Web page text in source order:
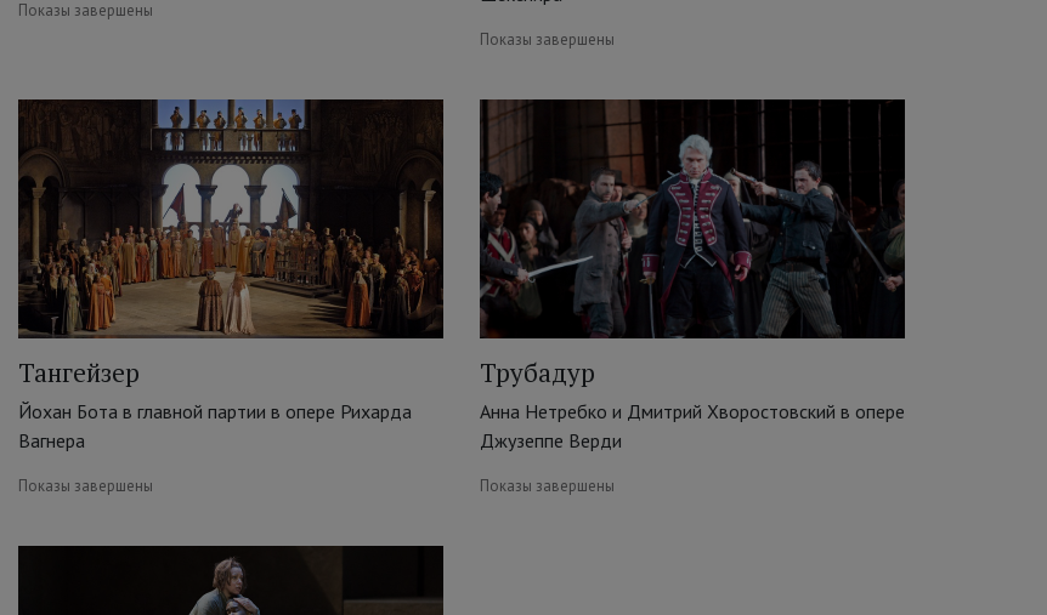
Показы завершены
Показы завершены
Тангейзер
Йохан Бота в главной партии в опере Рихарда
Вагнера
Показы завершены
Трубадур
Анна Нетребко и Дмитрий Хворостовский в опере
Джузеппе Верди
Показы завершены